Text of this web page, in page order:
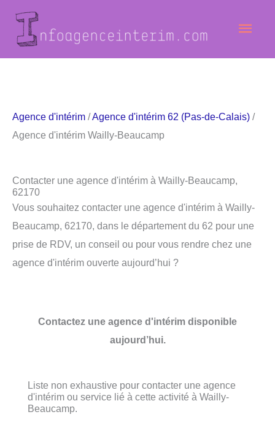
contenu
Agence d'intérim /Agence d'intérim 62 (Pas-de-Calais) /
Agence d'intérim Wailly-Beaucamp
Contacter une agence d'intérim à Wailly-Beaucamp,
62170
Vous souhaitez contacter une agence d'intérim à Wailly-
Beaucamp, 62170, dans le département du 62 pour une
prise de RDV, un conseil ou pour vous rendre chez une
agence d'intérim ouverte aujourd’hui ?
Contactez une agence d'intérim disponible
aujourd’hui.
Liste non exhaustive pour contacter une agence
d'intérim ou service lié à cette activité à Wailly-
Beaucamp.